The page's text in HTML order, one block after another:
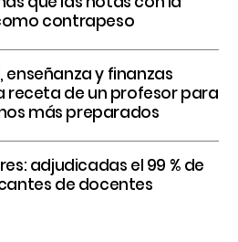
contrapeso
y finanzas
receta de un profesor para
más preparados
adjudicadas el 99 % de
de docentes